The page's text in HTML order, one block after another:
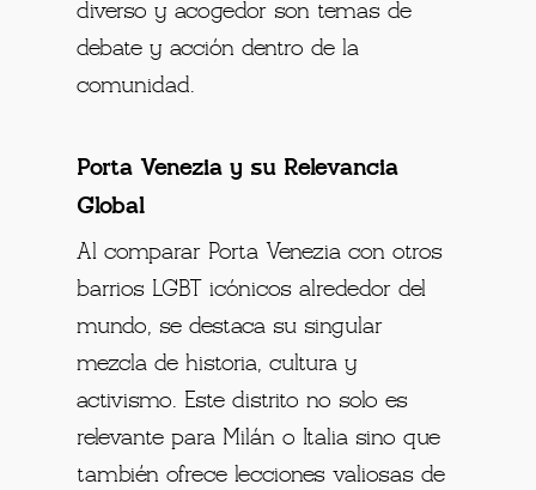
diverso y acogedor son temas de
debate y acción dentro de la
comunidad.
Porta Venezia y su Relevancia
Global
Al comparar Porta Venezia con otros
barrios LGBT icónicos alrededor del
mundo, se destaca su singular
mezcla de historia, cultura y
activismo. Este distrito no solo es
relevante para Milán o Italia sino que
también ofrece lecciones valiosas de